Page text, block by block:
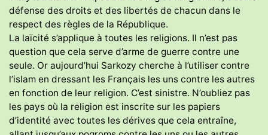
défense des droits et des libertés de chacun dans le
respect des règles de la République.
La laïcité s’applique à toutes les religions. Il n’est pas
question que cela serve d’arme de guerre contre une
seule. Or aujourd’hui Sarkozy cherche à l’utiliser contre
l’islam en dressant les Français les uns contre les autres
en fonction de leur religion. C’est sinistre. N’oubliez pas
les pays où la religion est inscrite sur les papiers
d’identité avec toutes les dérives que cela entraîne,